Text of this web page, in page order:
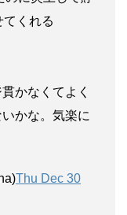
くれる
かなくてよく
かな。気楽に
Thu Dec 30